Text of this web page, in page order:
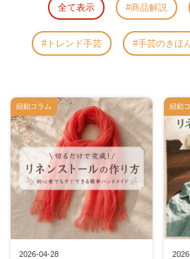
全て表示 商品解説
トレンド手芸 手芸のきほ
2026-04-28
紐釦コラム 紐釦